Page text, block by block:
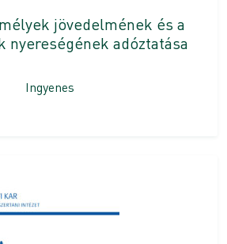
jövedelmének és a
nyereségének adóztatása
Ingyenes